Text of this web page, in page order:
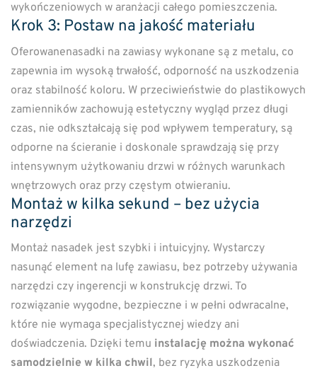
wykończeniowych w aranżacji całego pomieszczenia.
Krok 3: Postaw na jakość materiału
Oferowanenasadki na zawiasy wykonane są z metalu, co
zapewnia im wysoką trwałość, odporność na uszkodzenia
oraz stabilność koloru. W przeciwieństwie do plastikowych
zamienników zachowują estetyczny wygląd przez długi
czas, nie odkształcają się pod wpływem temperatury, są
odporne na ścieranie i doskonale sprawdzają się przy
intensywnym użytkowaniu drzwi w różnych warunkach
wnętrzowych oraz przy częstym otwieraniu.
Montaż w kilka sekund – bez użycia
narzędzi
Montaż nasadek jest szybki i intuicyjny. Wystarczy
nasunąć element na lufę zawiasu, bez potrzeby używania
narzędzi czy ingerencji w konstrukcję drzwi. To
rozwiązanie wygodne, bezpieczne i w pełni odwracalne,
które nie wymaga specjalistycznej wiedzy ani
doświadczenia. Dzięki temu instalację można wykonać
samodzielnie w kilka chwil, bez ryzyka uszkodzenia